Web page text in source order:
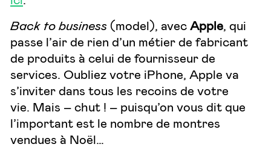
Back to business (model), avec Apple , qui
passe l’air de rien d’un métier de fabricant
de produits à celui de fournisseur de
services. Oubliez votre iPhone, Apple va
s’inviter dans tous les recoins de votre
vie. Mais – chut ! – puisqu’on vous dit que
l’important est le nombre de montres
vendues à Noël…